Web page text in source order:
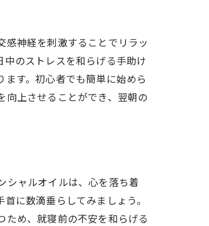
神経を刺激することでリラッ
のストレスを和らげる手助け
す。初心者でも簡単に始めら
向上させることができ、翌朝の
シャルオイルは、心を落ち着
に数滴垂らしてみましょう。
め、就寝前の不安を和らげる